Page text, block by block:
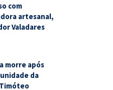
com
artesanal,
Valadares
morre após
da